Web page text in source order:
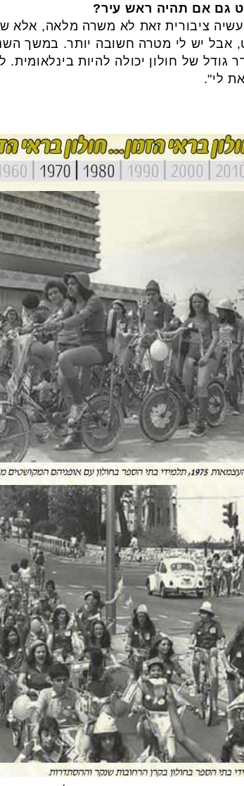
גם אם תהיה ראש עיר?
עשיה ציבורית זאת לא משרה מלאה, אלא
אבל יש לי מטרה חשובה יותר. במשך
גודל של חולון יכולה להיות
לי".